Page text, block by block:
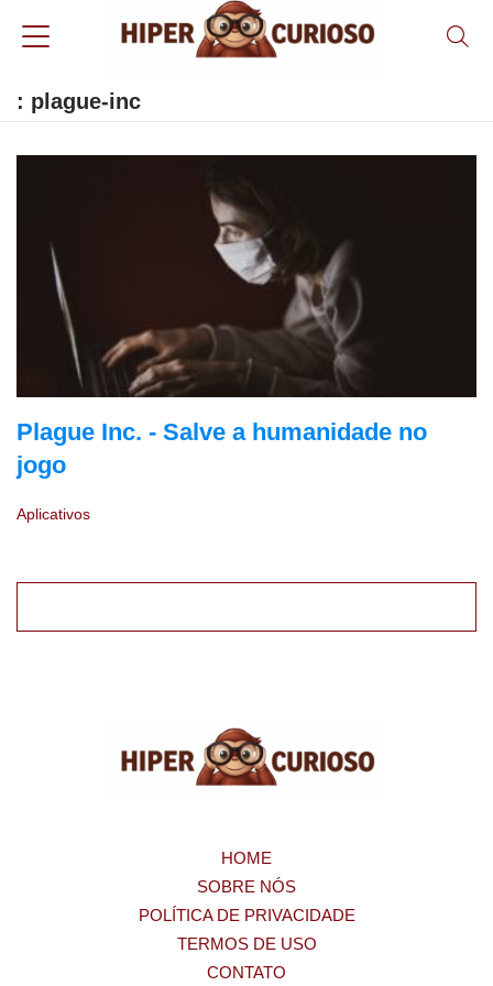
: plague-inc
Plague Inc. - Salve a humanidade no
jogo
Aplicativos
HOME
SOBRE NÓS
POLÍTICA DE PRIVACIDADE
TERMOS DE USO
CONTATO